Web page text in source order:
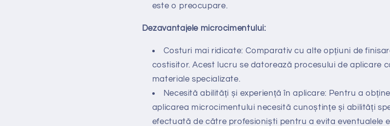
este o preocupare.
Dezavantajele microcimentului:
Costuri mai ridicate: Comparativ cu alte opțiuni de
costisitor. Acest lucru se datorează procesului de aplicare
materiale specializate.
Necesită abilități și experiență în aplicare: Pentru a
aplicarea microcimentului necesită cunoștințe și abilități
efectuată de către profesioniști pentru a evita eventualele